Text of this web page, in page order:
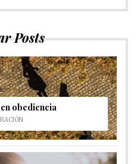
Posts
obediencia